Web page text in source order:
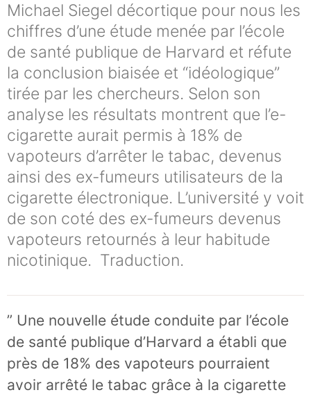
Michael Siegel décortique pour nous les
chiffres d’une étude menée par l’école
de santé publique de Harvard et réfute
la conclusion biaisée et “idéologique”
tirée par les chercheurs. Selon son
analyse les résultats montrent que l’e-
cigarette aurait permis à 18% de
vapoteurs d’arrêter le tabac, devenus
ainsi des ex-fumeurs utilisateurs de la
cigarette électronique. L’université y voit
de son coté des ex-fumeurs devenus
vapoteurs retournés à leur habitude
nicotinique. Traduction.
” Une nouvelle étude conduite par l’école
de santé publique d’Harvard a établi que
près de 18% des vapoteurs pourraient
avoir arrêté le tabac grâce à la cigarette